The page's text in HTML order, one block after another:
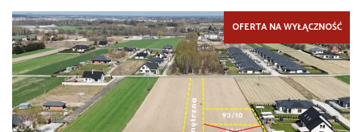
OFERTA NA WYŁĄCZNOŚĆ